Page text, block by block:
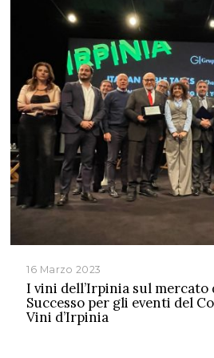
16 Marzo 2023
I vini dell’Irpinia sul mercato
Successo per gli eventi del
Vini d’Irpinia